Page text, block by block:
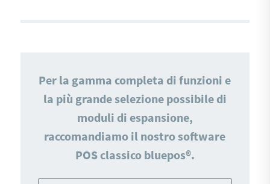
Per la gamma completa di funzioni e
la più grande selezione possibile di
moduli di espansione,
raccomandiamo il nostro software
POS classico bluepos®.